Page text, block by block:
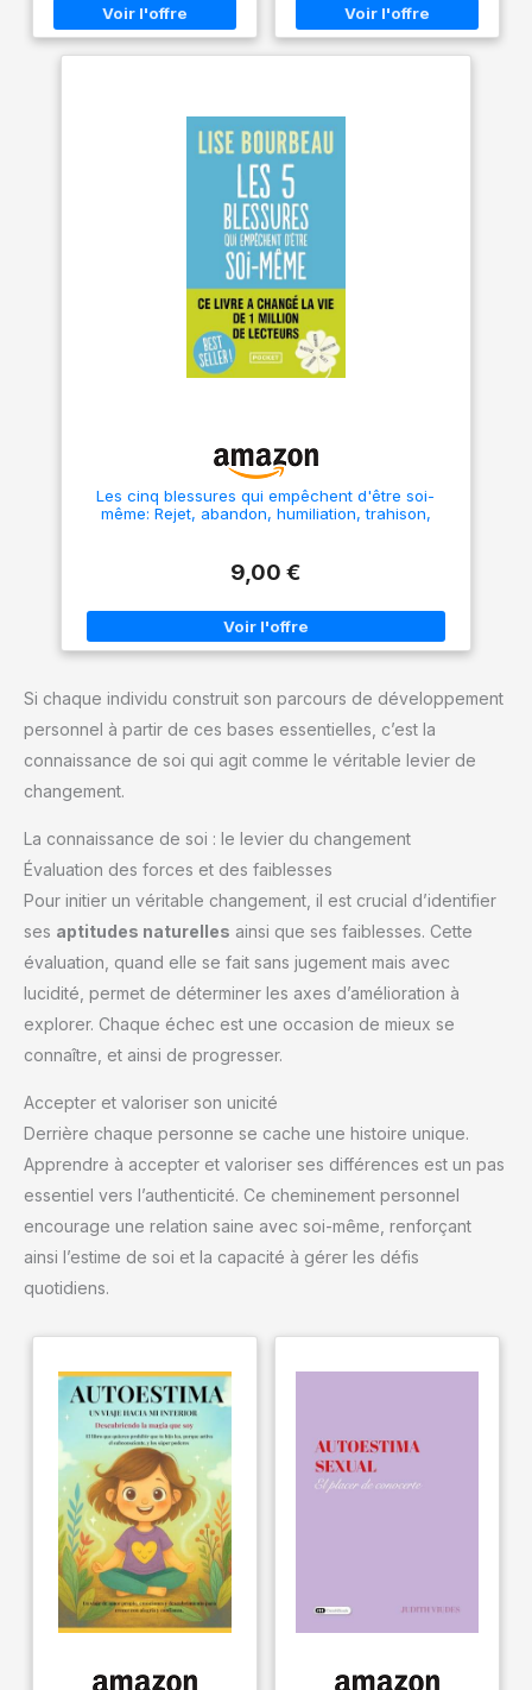
Les cinq blessures qui empêchent d'être soi-
même: Rejet, abandon, humiliation, trahison,
9,00 €
Si chaque individu construit son parcours de développement
personnel à partir de ces bases essentielles, c’est la
connaissance de soi qui agit comme le véritable levier de
changement.
La connaissance de soi : le levier du changement
Évaluation des forces et des faiblesses
Pour initier un véritable changement, il est crucial d’identifier
ses aptitudes naturelles ainsi que ses faiblesses. Cette
évaluation, quand elle se fait sans jugement mais avec
lucidité, permet de déterminer les axes d’amélioration à
explorer. Chaque échec est une occasion de mieux se
connaître, et ainsi de progresser.
Accepter et valoriser son unicité
Derrière chaque personne se cache une histoire unique.
Apprendre à accepter et valoriser ses différences est un pas
essentiel vers l’authenticité. Ce cheminement personnel
encourage une relation saine avec soi-même, renforçant
ainsi l’estime de soi et la capacité à gérer les défis
quotidiens.